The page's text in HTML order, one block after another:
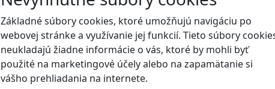
Základné súbory cookies, ktoré umožňujú navigáciu po
webovej stránke a využívanie jej funkcií. Tieto súbory
neukladajú žiadne informácie o vás, ktoré by mohli byť
použité na marketingové účely alebo na zapamätanie si
vášho prehliadania na internete.